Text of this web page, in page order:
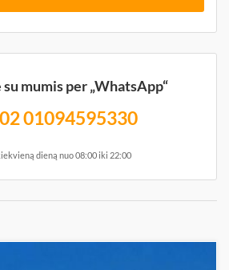
mumis per „WhatsApp“
01094595330
dieną nuo 08:00 iki 22:00